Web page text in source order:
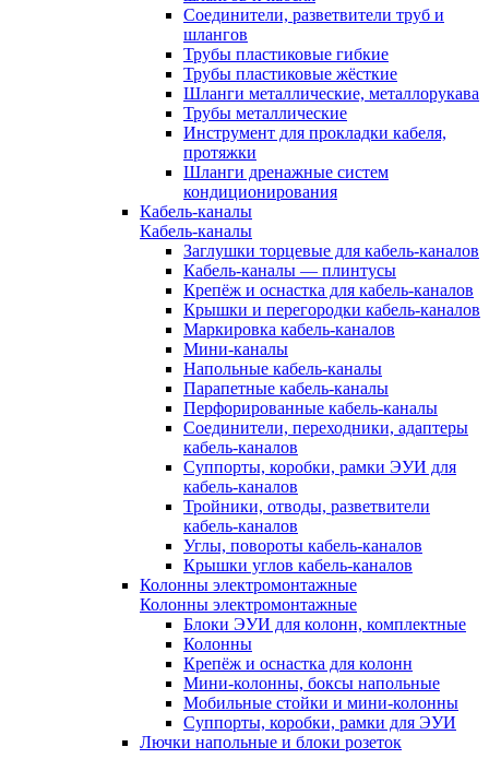
Соединители, разветвители труб и
шлангов
Трубы пластиковые гибкие
Трубы пластиковые жёсткие
Шланги металлические, металлорукава
Трубы металлические
Инструмент для прокладки кабеля,
протяжки
Шланги дренажные систем
кондиционирования
Кабель-каналы
Кабель-каналы
Заглушки торцевые для кабель-каналов
Кабель-каналы — плинтусы
Крепёж и оснастка для кабель-каналов
Крышки и перегородки кабель-каналов
Маркировка кабель-каналов
Мини-каналы
Напольные кабель-каналы
Парапетные кабель-каналы
Перфорированные кабель-каналы
Соединители, переходники, адаптеры
кабель-каналов
Суппорты, коробки, рамки ЭУИ для
кабель-каналов
Тройники, отводы, разветвители
кабель-каналов
Углы, повороты кабель-каналов
Крышки углов кабель-каналов
Колонны электромонтажные
Колонны электромонтажные
Блоки ЭУИ для колонн, комплектные
Колонны
Крепёж и оснастка для колонн
Мини-колонны, боксы напольные
Мобильные стойки и мини-колонны
Суппорты, коробки, рамки для ЭУИ
Лючки напольные и блоки розеток